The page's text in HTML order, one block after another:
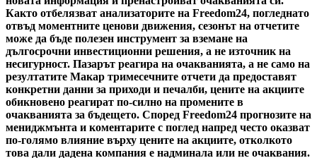
Както отбелязват анализаторите на Freedom24, погледнато
отвъд моментните ценови движения, сезонът на отчетите
може да бъде полезен инструмент за вземане на
дългосрочни инвестиционни решения, а не източник на
несигурност. Пазарът реагира на очакванията, а не само на
резултатите Макар тримесечните отчети да предоставят
конкретни данни за приходи и печалби, цените на акциите
обикновено реагират по-силно на промените в
очакванията за бъдещето. Според Freedom24 прогнозите на
мениджмънта и коментарите с поглед напред често оказват
по-голямо влияние върху цените на акциите, отколкото
това дали дадена компания е надминала или не очаквания.